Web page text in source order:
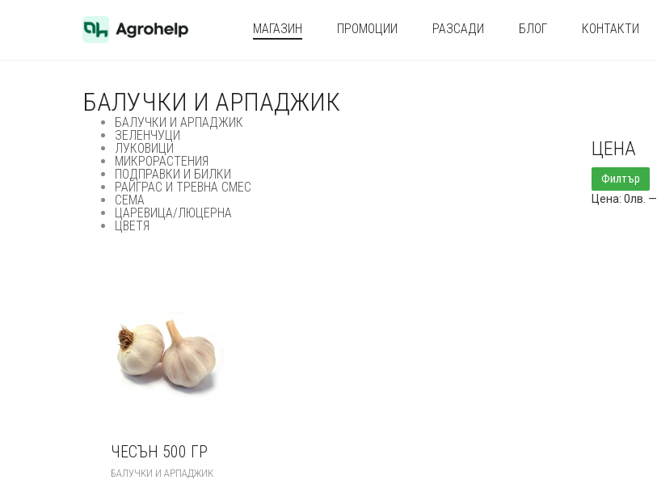
МАГАЗИН ПРОМОЦИИ РАЗСАДИ БЛОГ КОНТАКТИ
БАЛУЧКИ И АРПАДЖИК
БАЛУЧКИ И АРПАДЖИК
ЗЕЛЕНЧУЦИ
ЛУКОВИЦИ
МИКРОРАСТЕНИЯ
ПОДПРАВКИ И БИЛКИ
РАЙГРАС И ТРЕВНА СМЕС
СЕМА
ЦАРЕВИЦА/ЛЮЦЕРНА
ЦВЕТЯ
ЦЕНА
Минимална
цена
Максимална
цена
Филтър
Цена: 0лв. —
ЧЕСЪН 500 ГР
БАЛУЧКИ И АРПАДЖИК